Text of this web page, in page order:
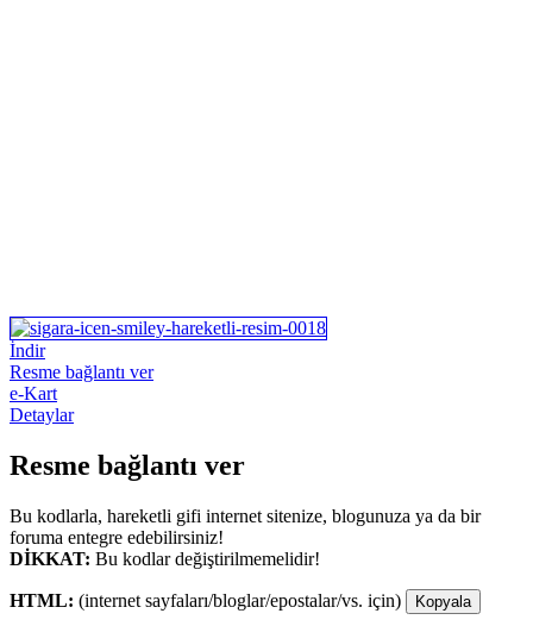
İndir
Resme bağlantı ver
e-Kart
Detaylar
Resme bağlantı ver
Bu kodlarla, hareketli gifi internet sitenize, blogunuza ya da bir
foruma entegre edebilirsiniz!
DİKKAT: Bu kodlar değiştirilmemelidir!
HTML: (internet sayfaları/bloglar/epostalar/vs. için) Kopyala